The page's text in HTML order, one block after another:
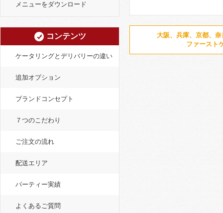
大阪、兵庫、京都、
ファースト
メニューをダウンロード
コンテンツ
ケータリングとデリバリーの違い
追加オプション
ブランドコンセプト
７つのこだわり
ご注文の流れ
配送エリア
パーティー実績
よくあるご質問